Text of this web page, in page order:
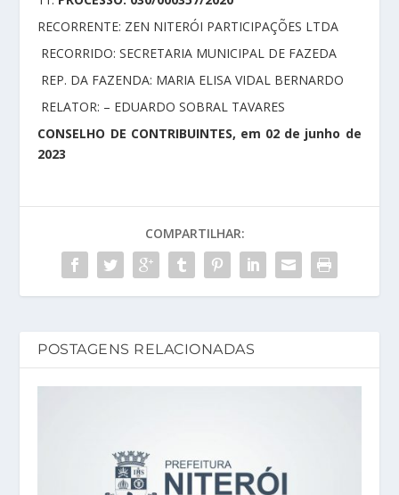
RECORRENTE: ZEN NITERÓI PARTICIPAÇÕES LTDA
RECORRIDO: SECRETARIA MUNICIPAL DE FAZEDA
REP. DA FAZENDA: MARIA ELISA VIDAL BERNARDO
RELATOR: – EDUARDO SOBRAL TAVARES
CONSELHO DE CONTRIBUINTES, em 02 de junho de
2023
COMPARTILHAR:
POSTAGENS RELACIONADAS